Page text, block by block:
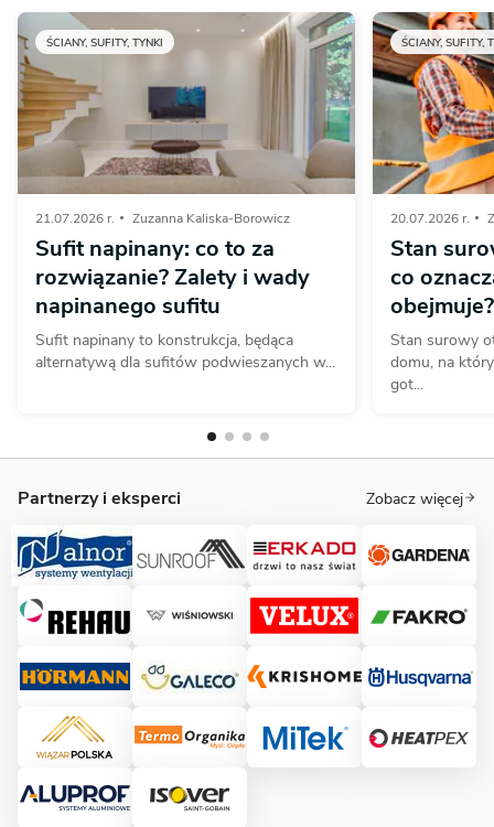
ŚCIANY, SUFITY, TYNKI
21.07.2026 r. Zuzanna Kaliska-Borowicz
Sufit napinany: co to za
rozwiązanie? Zalety i wady
napinanego sufitu
Sufit napinany to konstrukcja, będąca
alternatywą dla sufitów podwieszanych w...
ŚCIANY, SUFITY,
20.07.2026 r.
Stan
co
obejmuje?
Stan surowy
domu, na
got...
Partnerzy i eksperci Zobacz więcej